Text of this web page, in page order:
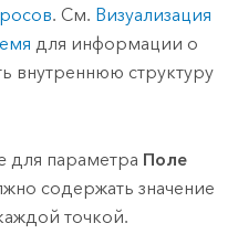
. См. Визуализация
для информации о
внутреннюю структуру
для параметра Поле
содержать значение
точкой.